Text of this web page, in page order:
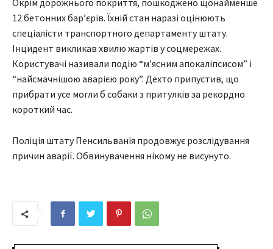
Окрім дорожнього покриття, пошкоджено щонайменше
12 бетонних барʼєрів. Їхній стан наразі оцінюють
спеціалісти транспортного департаменту штату.
Інцидент викликав хвилю жартів у соцмережах.
Користувачі називали подію “мʼясним апокаліпсисом” і
“найсмачнішою аварією року”. Дехто припустив, що
прибрати усе могли б собаки з притулків за рекордно
короткий час.
Поліція штату Пенсильванія продовжує розслідування
причин аварії. Обвинувачення нікому не висунуто.